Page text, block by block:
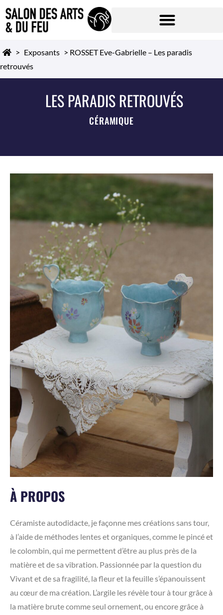
> Exposants > ROSSET Eve-Gabrielle – Les paradis
retrouvés
LES PARADIS RETROUVÉS
CÉRAMIQUE
À PROPOS
Céramiste autodidacte, je façonne mes créations sans tour,
à l’aide de méthodes lentes et organiques, comme le pincé et
le colombin, qui me permettent d’être au plus près de la
matière et de sa vibration. Passionnée par la question du
Vivant et de sa fragilité, la fleur et la feuille s’épanouissent
au cœur de ma création. L’argile les révèle tour à tour grâce à
la matière brute comme seul ornement, ou encore grâce à